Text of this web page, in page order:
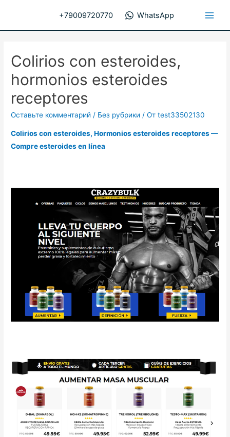
содержимому
+79009720770 WhatsApp
Colirios con esteroides,
hormonios esteroides
receptores
Оставьте комментарий / Без рубрики / От test33502130
Colirios con esteroides, Hormonios esteroides receptores —
Compre esteroides en línea